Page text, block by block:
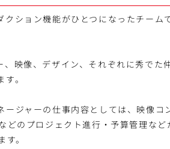
ション機能がひとつになったチーム
映像、デザイン、それぞれに秀でた
。
ジャーの仕事内容としては、映像コ
どのプロジェクト進行・予算管理など
。